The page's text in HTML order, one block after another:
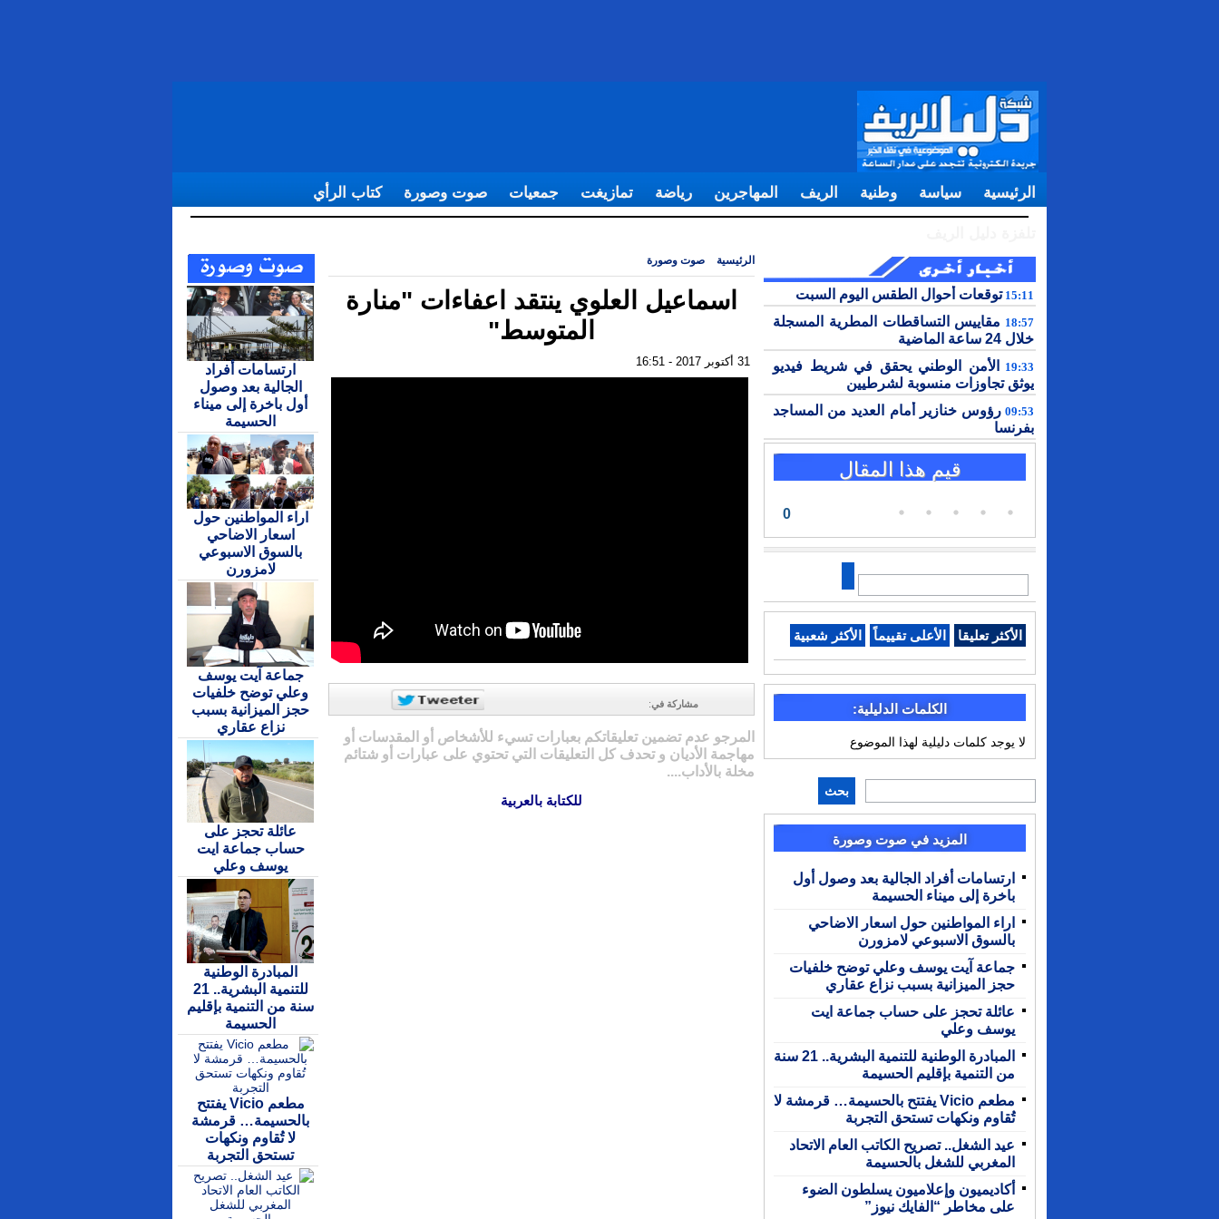
الرئيسية سياسة وطنية الريف المهاجرين رياضة تمازيغت جمعيات صوت وصورة كتاب الرأي
15:11 توقعات أحوال الطقس اليوم السبت
18:57 مقاييس التساقطات المطرية المسجلة
خلال 24 ساعة الماضية
19:33 الأمن الوطني يحقق في شريط فيديو
يوثق تجاوزات منسوبة لشرطيين
09:53 رؤوس خنازير أمام العديد من المساجد
بفرنسا
قيم هذا المقال
0
الأكثر تعليقا الأعلى تقييماً الأكثر شعبية
الكلمات الدليلية:
لا يوجد كلمات دليلية لهذا الموضوع
بحث
المزيد في صوت وصورة
ارتسامات أفراد الجالية بعد وصول أول
باخرة إلى ميناء الحسيمة
اراء المواطنين حول اسعار الاضاحي
بالسوق الاسبوعي لامزورن
جماعة آيت يوسف وعلي توضح خلفيات
حجز الميزانية بسبب نزاع عقاري
عائلة تحجز على حساب جماعة ايت
يوسف وعلي
المبادرة الوطنية للتنمية البشرية.. 21 سنة
من التنمية بإقليم الحسيمة
مطعم Vicio يفتتح بالحسيمة… قرمشة لا
تُقاوم ونكهات تستحق التجربة
عيد الشغل.. تصريح الكاتب العام الاتحاد
المغربي للشغل بالحسيمة
أكاديميون وإعلاميون يسلطون الضوء
على مخاطر “الفايك نيوز”
الرئيسية صوت وصورة
اسماعيل العلوي ينتقد اعفاءات "منارة
المتوسط"
31 أكتوبر 2017 - 16:51
مشاركة في:
المرجو عدم تضمين تعليقاتكم بعبارات تسيء للأشخاص أو المقدسات أو
مهاجمة الأديان و تحدف كل التعليقات التي تحتوي على عبارات أو شتائم
مخلة بالأداب....
للكتابة بالعربية
ارتسامات أفراد
الجالية بعد وصول
أول باخرة إلى ميناء
الحسيمة
اراء المواطنين حول
اسعار الاضاحي
بالسوق الاسبوعي
لامزورن
جماعة آيت يوسف
وعلي توضح خلفيات
حجز الميزانية بسبب
نزاع عقاري
عائلة تحجز على
حساب جماعة ايت
يوسف وعلي
المبادرة الوطنية
للتنمية البشرية.. 21
سنة من التنمية بإقليم
الحسيمة
مطعم Vicio يفتتح
بالحسيمة… قرمشة
لا تُقاوم ونكهات
تستحق التجربة